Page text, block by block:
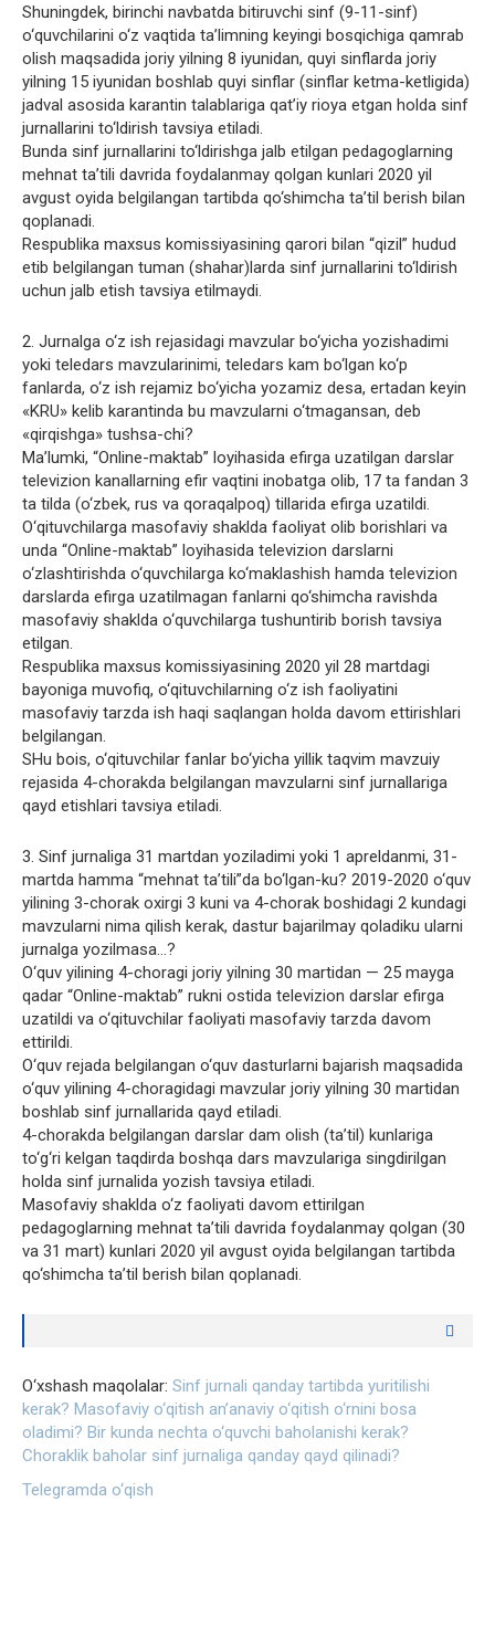
Shuningdek, birinchi navbatda bitiruvchi sinf (9-11-sinf)
o‘quvchilarini o‘z vaqtida ta’limning keyingi bosqichiga qamrab
olish maqsadida joriy yilning 8 iyunidan, quyi sinflarda joriy
yilning 15 iyunidan boshlab quyi sinflar (sinflar ketma-ketligida)
jadval asosida karantin talablariga qat’iy rioya etgan holda sinf
jurnallarini to‘ldirish tavsiya etiladi.
Bunda sinf jurnallarini to‘ldirishga jalb etilgan pedagoglarning
mehnat ta’tili davrida foydalanmay qolgan kunlari 2020 yil
avgust oyida belgilangan tartibda qo‘shimcha ta’til berish bilan
qoplanadi.
Respublika maxsus komissiyasining qarori bilan “qizil” hudud
etib belgilangan tuman (shahar)larda sinf jurnallarini to‘ldirish
uchun jalb etish tavsiya etilmaydi.
2. Jurnalga o‘z ish rejasidagi mavzular bo‘yicha yozishadimi
yoki teledars mavzularinimi, teledars kam bo‘lgan ko‘p
fanlarda, o‘z ish rejamiz bo‘yicha yozamiz desa, ertadan keyin
«KRU» kelib karantinda bu mavzularni o‘tmagansan, deb
«qirqishga» tushsa-chi?
Ma’lumki, “Online-maktab” loyihasida efirga uzatilgan darslar
televizion kanallarning efir vaqtini inobatga olib, 17 ta fandan 3
ta tilda (o‘zbek, rus va qoraqalpoq) tillarida efirga uzatildi.
O‘qituvchilarga masofaviy shaklda faoliyat olib borishlari va
unda “Online-maktab” loyihasida televizion darslarni
o‘zlashtirishda o‘quvchilarga ko‘maklashish hamda televizion
darslarda efirga uzatilmagan fanlarni qo‘shimcha ravishda
masofaviy shaklda o‘quvchilarga tushuntirib borish tavsiya
etilgan.
Respublika maxsus komissiyasining 2020 yil 28 martdagi
bayoniga muvofiq, o‘qituvchilarning o‘z ish faoliyatini
masofaviy tarzda ish haqi saqlangan holda davom ettirishlari
belgilangan.
SHu bois, o‘qituvchilar fanlar bo‘yicha yillik taqvim mavzuiy
rejasida 4-chorakda belgilangan mavzularni sinf jurnallariga
qayd etishlari tavsiya etiladi.
3. Sinf jurnaliga 31 martdan yoziladimi yoki 1 apreldanmi, 31-
martda hamma “mehnat ta’tili”da bo‘lgan-ku? 2019-2020 o‘quv
yilining 3-chorak oxirgi 3 kuni va 4-chorak boshidagi 2 kundagi
mavzularni nima qilish kerak, dastur bajarilmay qoladiku ularni
jurnalga yozilmasa…?
O‘quv yilining 4-choragi joriy yilning 30 martidan — 25 mayga
qadar “Online-maktab” rukni ostida televizion darslar efirga
uzatildi va o‘qituvchilar faoliyati masofaviy tarzda davom
ettirildi.
O‘quv rejada belgilangan o‘quv dasturlarni bajarish maqsadida
o‘quv yilining 4-choragidagi mavzular joriy yilning 30 martidan
boshlab sinf jurnallarida qayd etiladi.
4-chorakda belgilangan darslar dam olish (ta’til) kunlariga
to‘g‘ri kelgan taqdirda boshqa dars mavzulariga singdirilgan
holda sinf jurnalida yozish tavsiya etiladi.
Masofaviy shaklda o‘z faoliyati davom ettirilgan
pedagoglarning mehnat ta’tili davrida foydalanmay qolgan (30
va 31 mart) kunlari 2020 yil avgust oyida belgilangan tartibda
qo‘shimcha ta’til berish bilan qoplanadi.
O‘xshash maqolalar: Sinf jurnali qanday tartibda yuritilishi
kerak? Masofaviy o‘qitish an’anaviy o‘qitish o‘rnini bosa
oladimi? Bir kunda nechta o‘quvchi baholanishi kerak?
Choraklik baholar sinf jurnaliga qanday qayd qilinadi?
Telegramda o‘qish